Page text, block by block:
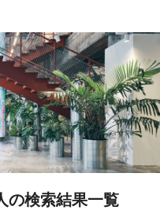
の検索結果一覧